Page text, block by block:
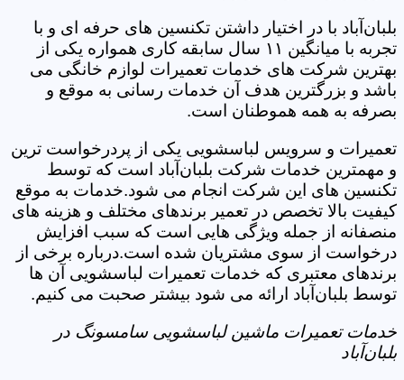
بلبان‌آباد با در اختیار داشتن تکنسین های حرفه ای و با
تجربه با میانگین ۱۱ سال سابقه کاری همواره یکی از
بهترین شرکت های خدمات تعمیرات لوازم خانگی می
باشد و بزرگترین هدف آن خدمات رسانی به موقع و
بصرفه به همه هموطنان است.
تعمیرات و سرویس لباسشویی یکی از پردرخواست ترین
و مهمترین خدمات شرکت بلبان‌آباد است که توسط
تکنسین های این شرکت انجام می شود.خدمات به موقع
کیفیت بالا تخصص در تعمیر برندهای مختلف و هزینه های
منصفانه از جمله ویژگی هایی است که سبب افزایش
درخواست از سوی مشتریان شده است.درباره برخی از
برندهای معتبری که خدمات تعمیرات لباسشویی آن ها
توسط بلبان‌آباد ارائه می شود بیشتر صحبت می کنیم.
خدمات تعمیرات ماشین لباسشویی سامسونگ در
بلبان‌آباد